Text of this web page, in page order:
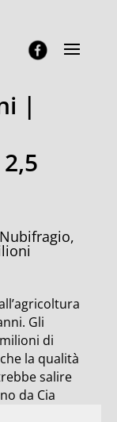
|
Gli
di
la qualità
salire
da Cia